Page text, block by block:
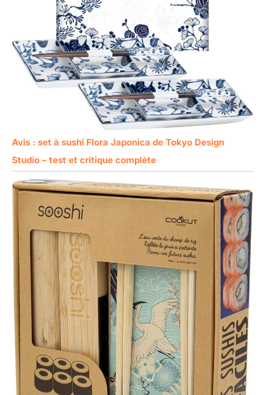
Avis : set à sushi Flora Japonica de Tokyo Design
Studio – test et critique complète